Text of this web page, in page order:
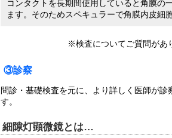
コンタクトを長期間使用していると角膜の
ます。そのためスペキュラーで角膜内皮細
※検査についてご質問があ
③診察
問診・基礎検査を元に、より詳しく医師が
す。
細隙灯顕微鏡とは…